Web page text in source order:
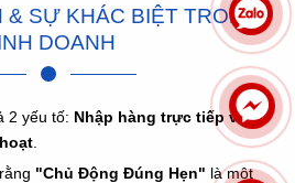
& SỰ KHÁC BIỆT TRONG
DOANH
2 yếu tố: Nhập hàng trực tiếp và
"Chủ Động Đúng Hẹn" là một